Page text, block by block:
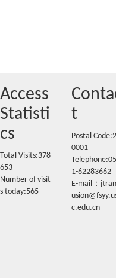
Access
Statisti
cs
Total Visits:378
653
Number of visit
s today:565
t
Postal
0001
1-62283662
E-mail：
c.edu.cn